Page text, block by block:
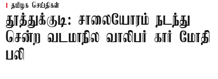
தமிழக செய்திகள்
தூத்துக்குடி: சாலையோரம் நடந்து
சென்ற வடமாநில வாலிபர் கார் மோதி
பலி